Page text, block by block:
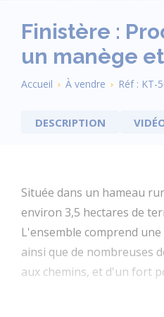
Finistère :
un manège
Fil
d'Ariane
Accueil À vendre Réf : KT-
DESCRIPTION
Située dans un hameau
environ 3,5 hectares de
L'ensemble comprend
ainsi que de nombreuses
aux chemins, et d'un fort